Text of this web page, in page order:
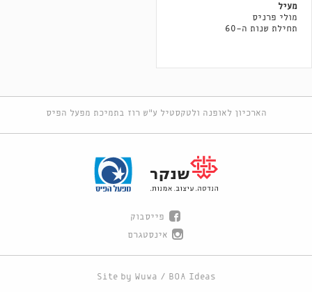
מעיל
מולי פרניס
תחילת שנות ה-60
הארכיון לאופנה ולטקסטיל ע"ש רוז בתמיכת מפעל הפיס
פייסבוק
אינסטגרם
Site by Wuwa / BOA Ideas